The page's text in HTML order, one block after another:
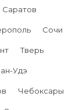
Саратов
Сочи
Тверь
Удэ
Чебоксары